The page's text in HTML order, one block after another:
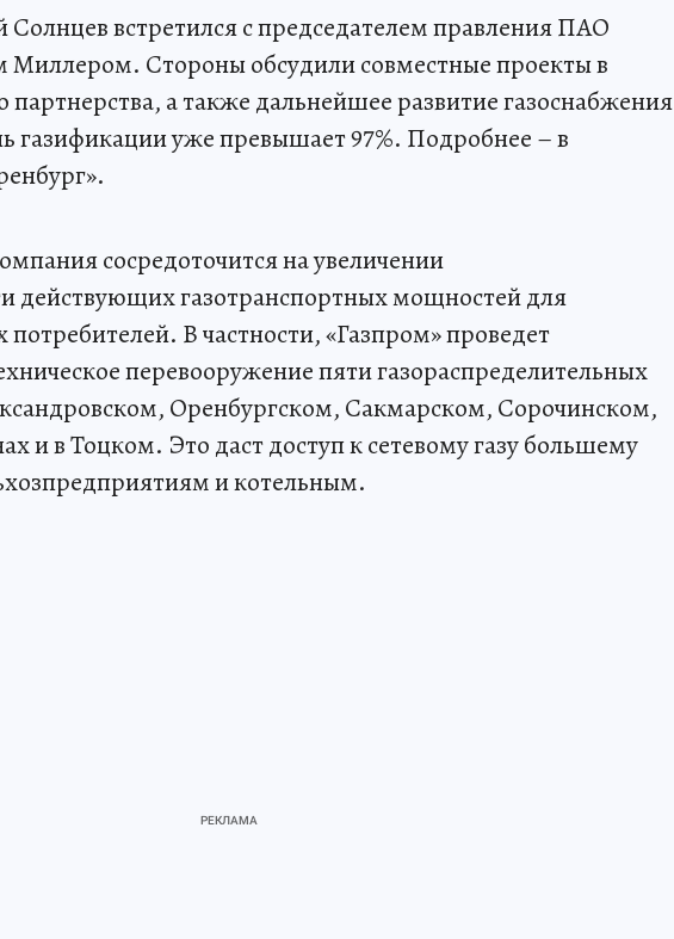
Солнцев встретился с председателем правления ПАО
Миллером. Стороны обсудили совместные проекты в
партнерства, а также дальнейшее развитие газоснабжения
газификации уже превышает 97%. Подробнее – в
сосредоточится на увеличении
действующих газотранспортных мощностей для
В частности, «Газпром» проведет
перевооружение пяти газораспределительных
Оренбургском, Сакмарском, Сорочинском,
и в Тоцком. Это даст доступ к сетевому газу большему
и котельным.